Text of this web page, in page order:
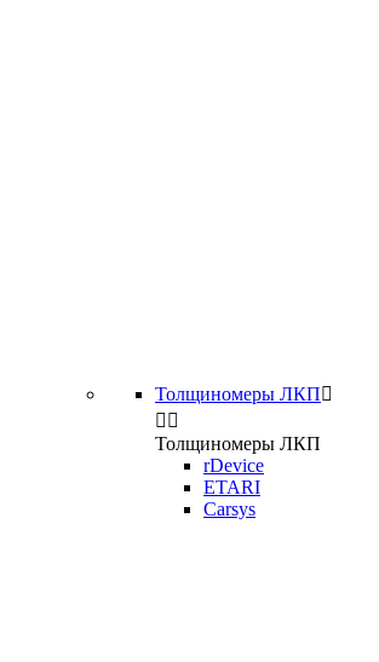
Толщиномеры ЛКП
 
Толщиномеры ЛКП
rDevice
ETARI
Carsys